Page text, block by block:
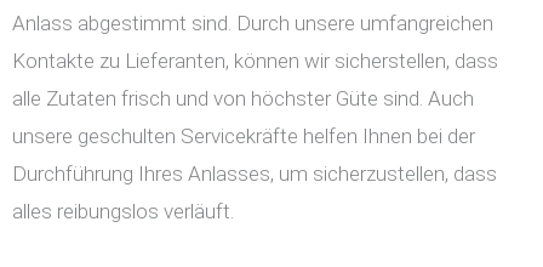
Anlass abgestimmt sind. Durch unsere umfangreichen
Kontakte zu Lieferanten, können wir sicherstellen, dass
alle Zutaten frisch und von höchster Güte sind. Auch
unsere geschulten Servicekräfte helfen Ihnen bei der
Durchführung Ihres Anlasses, um sicherzustellen, dass
alles reibungslos verläuft.